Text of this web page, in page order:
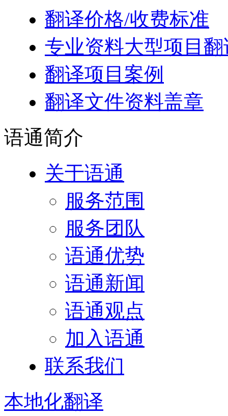
翻译价格/收费标准
专业资料大型项目翻
翻译项目案例
翻译文件资料盖章
语通简介
关于语通
服务范围
服务团队
语通优势
语通新闻
语通观点
加入语通
联系我们
本地化翻译